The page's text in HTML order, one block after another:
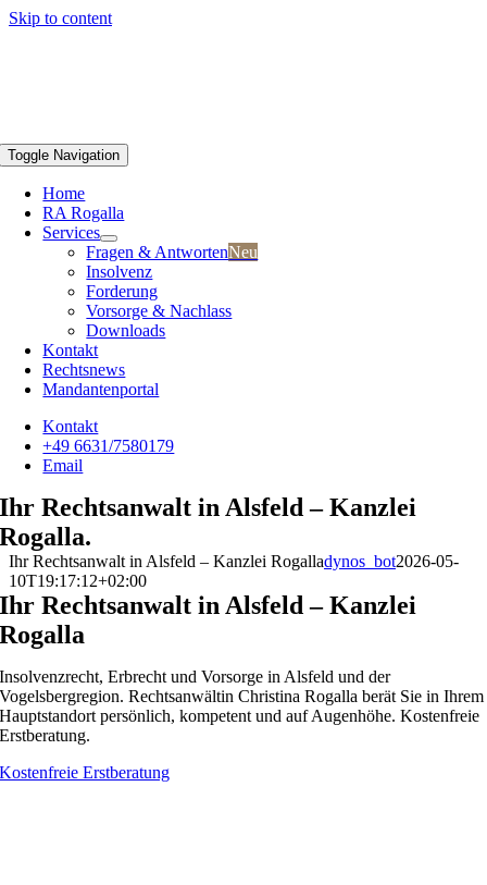
Skip to content
Toggle Navigation
Home
RA Rogalla
Services
Fragen & AntwortenNeu
Insolvenz
Forderung
Vorsorge & Nachlass
Downloads
Kontakt
Rechtsnews
Mandantenportal
Kontakt
+49 6631/7580179
Email
Ihr Rechtsanwalt in Alsfeld – Kanzlei
Rogalla.
Ihr Rechtsanwalt in Alsfeld – Kanzlei Rogalladynos_bot2026-05-
10T19:17:12+02:00
Ihr Rechtsanwalt in Alsfeld – Kanzlei
Rogalla
Insolvenzrecht, Erbrecht und Vorsorge in Alsfeld und der
Vogelsbergregion. Rechtsanwältin Christina Rogalla berät Sie in Ihrem
Hauptstandort persönlich, kompetent und auf Augenhöhe. Kostenfreie
Erstberatung.
Kostenfreie Erstberatung